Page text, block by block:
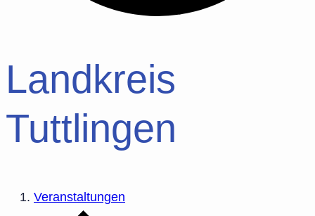
Landkreis
Tuttlingen
Veranstaltungen